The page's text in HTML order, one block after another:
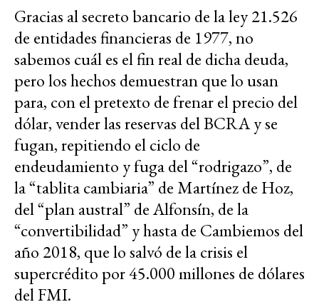
Gracias al secreto bancario de la ley 21.526
de entidades financieras de 1977, no
sabemos cuál es el fin real de dicha deuda,
pero los hechos demuestran que lo usan
para, con el pretexto de frenar el precio del
dólar, vender las reservas del BCRA y se
fugan, repitiendo el ciclo de
endeudamiento y fuga del “rodrigazo”, de
la “tablita cambiaria” de Martínez de Hoz,
del “plan austral” de Alfonsín, de la
“convertibilidad” y hasta de Cambiemos del
año 2018, que lo salvó de la crisis el
supercrédito por 45.000 millones de dólares
del FMI.